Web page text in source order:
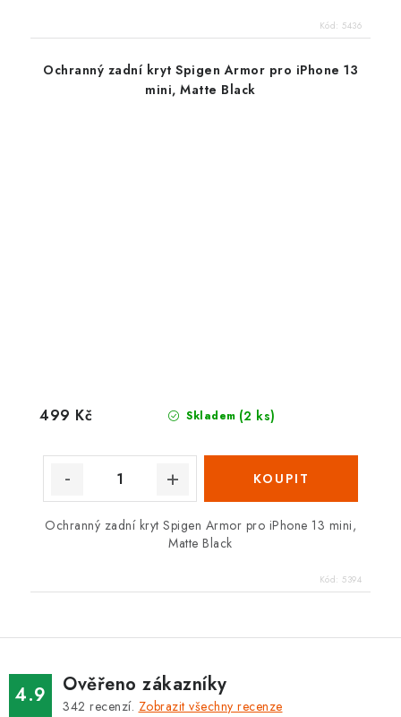
Kód: 5436
Ochranný zadní kryt Spigen Armor pro iPhone 13
mini, Matte Black
Skladem (2 ks)
499 Kč
Ochranný zadní kryt Spigen Armor pro iPhone 13 mini,
Matte Black
Kód: 5394
4.9 Ověřeno zákazníky
342 recenzí. Zobrazit všechny recenze